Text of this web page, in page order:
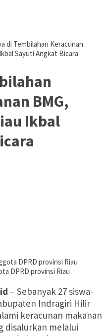
di Tembilahan Keracunan
Sayuti Angkat Bicara
BMG,
Ikbal
DPRD provinsi Riau
– Sebanyak 27 siswa-
Indragiri Hilir
keracunan makanan
disalurkan melalui